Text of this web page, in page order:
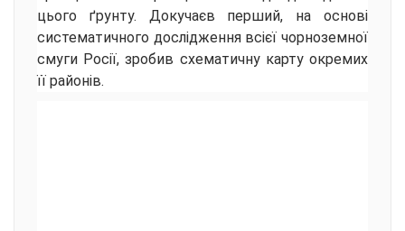
цього ґрунту. Докучаєв перший, на основі
систематичного дослідження всієї чорноземної
смуги Росії, зробив схематичну карту окремих
її районів.